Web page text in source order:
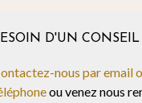
D'UN CONSEIL
nous par email
ou venez nous